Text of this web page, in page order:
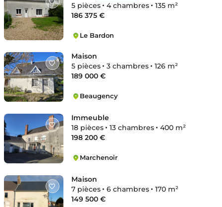
5 pièces 4 chambres
135 m²
186 375 €
Le Bardon
Maison
5 pièces
3 chambres
126 m²
189 000 €
Beaugency
Immeuble
18 pièces
13 chambres
400 m²
198 200 €
Marchenoir
Maison
7 pièces
6 chambres
170 m²
149 500 €